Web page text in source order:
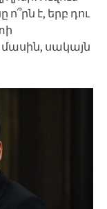
է, երբ դու
սակայն